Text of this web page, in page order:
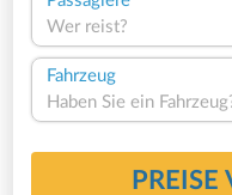
Wer reist?
Fahrzeug
Haben Sie ein
PREISE